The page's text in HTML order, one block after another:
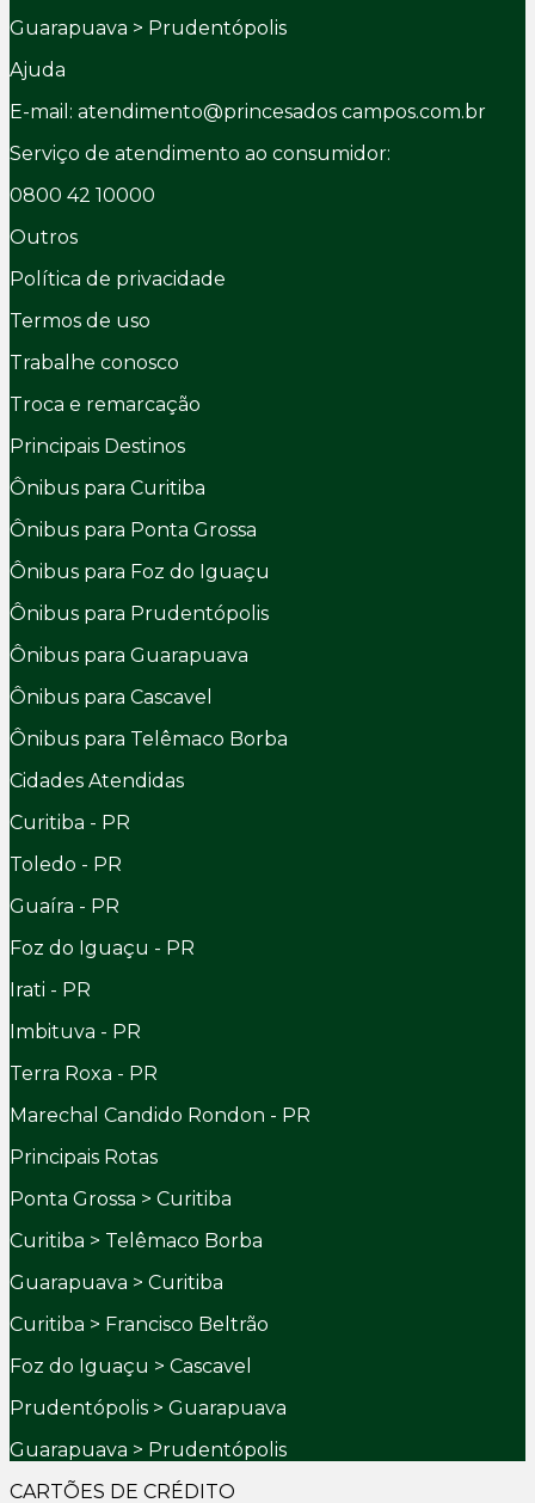
Guarapuava > Prudentópolis
Ajuda
E-mail: atendimento@princesados campos.com.br
Serviço de atendimento ao consumidor:
0800 42 10000
Outros
Política de privacidade
Termos de uso
Trabalhe conosco
Troca e remarcação
Principais Destinos
Ônibus para Curitiba
Ônibus para Ponta Grossa
Ônibus para Foz do Iguaçu
Ônibus para Prudentópolis
Ônibus para Guarapuava
Ônibus para Cascavel
Ônibus para Telêmaco Borba
Cidades Atendidas
Curitiba - PR
Toledo - PR
Guaíra - PR
Foz do Iguaçu - PR
Irati - PR
Imbituva - PR
Terra Roxa - PR
Marechal Candido Rondon - PR
Principais Rotas
Ponta Grossa > Curitiba
Curitiba > Telêmaco Borba
Guarapuava > Curitiba
Curitiba > Francisco Beltrão
Foz do Iguaçu > Cascavel
Prudentópolis > Guarapuava
Guarapuava > Prudentópolis
CARTÕES DE CRÉDITO